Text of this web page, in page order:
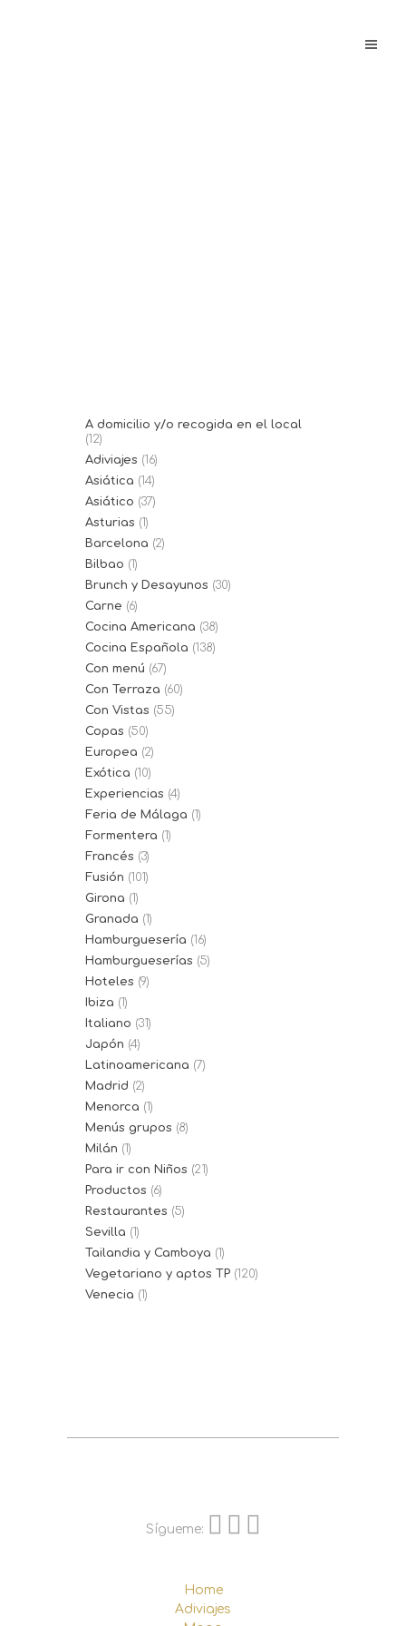
A domicilio y/o recogida en el local
(12)
Adiviajes (16)
Asiática (14)
Asiático (37)
Asturias (1)
Barcelona (2)
Bilbao (1)
Brunch y Desayunos (30)
Carne (6)
Cocina Americana (38)
Cocina Española (138)
Con menú (67)
Con Terraza (60)
Con Vistas (55)
Copas (50)
Europea (2)
Exótica (10)
Experiencias (4)
Feria de Málaga (1)
Formentera (1)
Francés (3)
Fusión (101)
Girona (1)
Granada (1)
Hamburguesería (16)
Hamburgueserías (5)
Hoteles (9)
Ibiza (1)
Italiano (31)
Japón (4)
Latinoamericana (7)
Madrid (2)
Menorca (1)
Menús grupos (8)
Milán (1)
Para ir con Niños (21)
Productos (6)
Restaurantes (5)
Sevilla (1)
Tailandia y Camboya (1)
Vegetariano y aptos TP (120)
Venecia (1)
Sígueme:
Home
Adiviajes